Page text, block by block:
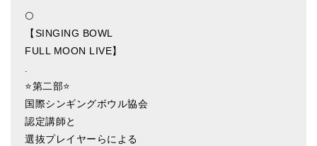
お得なアマナマナ・セット
特大シンギングボウル・特殊柄
スティック・マレット・リング（台座）
アマナマナのティンシャ
プレミアム・ティンシャ（L・M）
🌕
【SINGING BOWL
FULL MOON LIVE】
.
⭐️第二部⭐️
国際シンギングボウル協会
認定講師と
選抜プレイヤーらによる